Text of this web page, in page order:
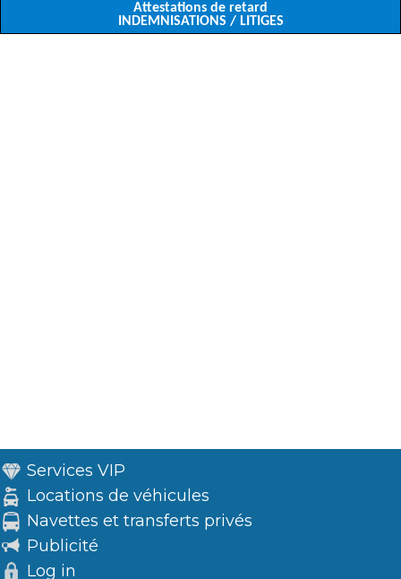
Attestations de retard
INDEMNISATIONS / LITIGES
Services VIP
Locations de véhicules
Navettes et transferts privés
Publicité
Log in